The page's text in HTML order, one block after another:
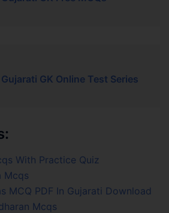
GK Online Test Series
With Practice Quiz
Mcqs
MCQ PDF In Gujarati Download
Mcqs